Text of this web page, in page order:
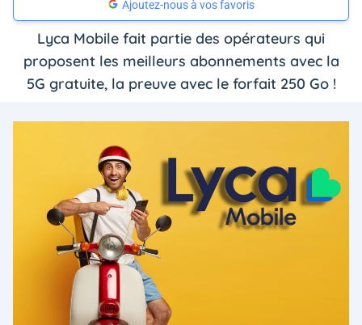
Ajoutez-nous à vos favoris
Lyca Mobile fait partie des opérateurs qui
proposent les meilleurs abonnements avec la
5G gratuite, la preuve avec le forfait 250 Go !